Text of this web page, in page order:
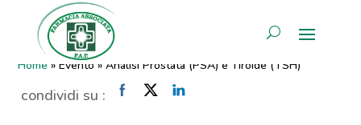
AREA RISERVATA
Analisi Prostata (PSA) e
Tiroide (TSH)
Home »Evento »Analisi Prostata (PSA) e Tiroide (TSH)
condividi su :